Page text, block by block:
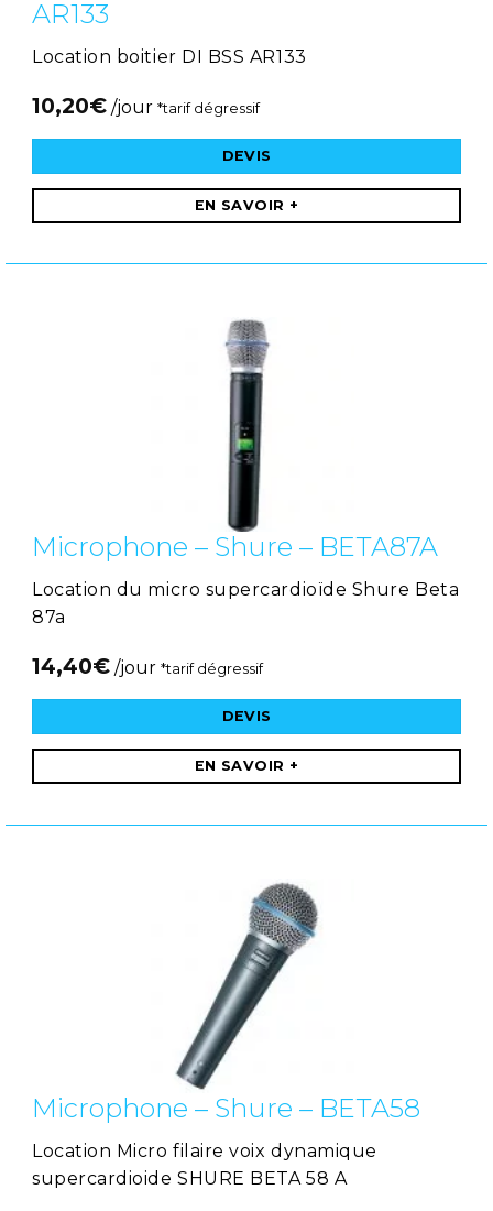
AR133
Location boitier DI BSS AR133
10,20€ /jour *tarif dégressif
DEVIS
EN SAVOIR +
Microphone – Shure – BETA87A
Location du micro supercardioïde Shure Beta
87a
14,40€ /jour *tarif dégressif
DEVIS
EN SAVOIR +
Microphone – Shure – BETA58
Location Micro filaire voix dynamique
supercardioide SHURE BETA 58 A